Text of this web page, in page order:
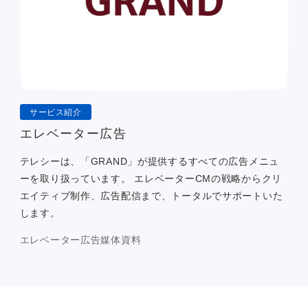
サービス紹介
エレベーター広告
テレシーは、「GRAND」が提供するすべての広告メニュ
ーを取り扱っています。 エレベーターCMの戦略からクリ
エイティブ制作、広告配信まで、トータルでサポートいた
します。
エレベーター広告媒体資料